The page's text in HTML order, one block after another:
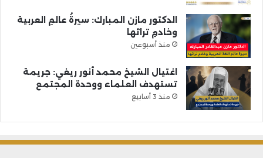
الدكتور مازن المبارك: سيرةُ عالمِ العربية
وخادمِ تراثها
منذ أسبوعين
اغتيال الشيخ محمد أنور ريغي: جريمة
تستهدف العلماء ووحدة المجتمع
منذ 3 أسابيع